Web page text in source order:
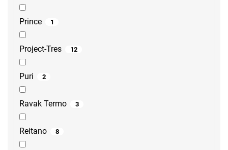
Prince 1
Project-Tres 12
Puri 2
Ravak Termo 3
Reitano 8